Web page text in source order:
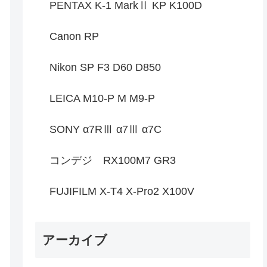
PENTAX K-1 MarkⅡ KP K100D
Canon RP
Nikon SP F3 D60 D850
LEICA M10-P M M9-P
SONY α7RⅢ α7Ⅲ α7C
コンデジ RX100M7 GR3
FUJIFILM X-T4 X-Pro2 X100V
アーカイブ